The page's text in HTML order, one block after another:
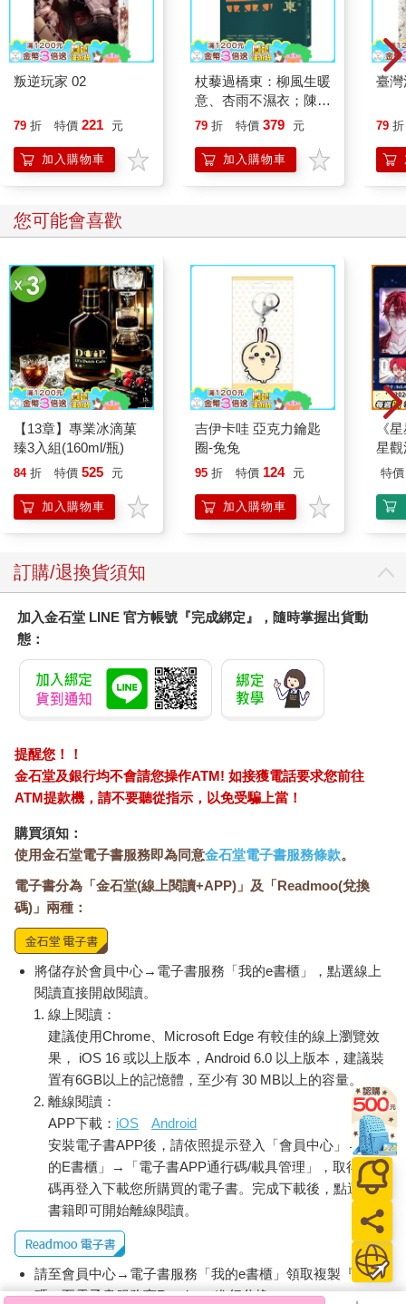
叛逆玩家 02
79 折 特價 221 元
加入購物車
杖藜過橋東：柳風生暖
意、杏雨不濕衣；陳亮
恭談以心轉境的適齡漫
79 折 特價 379 元
加入購物車
臺
79 折
您可能會喜歡
【13章】專業冰滴菓
臻3入組(160ml/瓶)
84 折 特價 525 元
加入購物車
吉伊卡哇 亞克力鑰匙
圈-兔兔
95 折 特價 124 元
加入購物車
《
星
特價
訂購/退換貨須知
加入金石堂 LINE 官方帳號『完成綁定』，隨時掌握出貨動
態：
提醒您！！
金石堂及銀行均不會請您操作ATM! 如接獲電話要求您前往
ATM提款機，請不要聽從指示，以免受騙上當！
購買須知：
使用金石堂電子書服務即為同意金石堂電子書服務條款。
電子書分為「金石堂(線上閱讀+APP)」及「Readmoo(兌換
碼)」兩種：
將儲存於會員中心→電子書服務「我的e書櫃」，點選線上
閱讀直接開啟閱讀。
線上閱讀：
建議使用Chrome、Microsoft Edge 有較佳的線上瀏覽效
果， iOS 16 或以上版本，Android 6.0 以上版本，建議裝
置有6GB以上的記憶體，至少有 30 MB以上的容量。
離線閱讀：
APP下載： iOS
Android
安裝電子書APP後，請依照提示登入「會員中心」→「我
的E書櫃」→「電子書APP通行碼/載具管理」，取得通行
碼再登入下載您所購買的電子書。完成下載後，點選任一
書籍即可開始離線閱讀。
請至會員中心→電子書服務「我的e書櫃」領取複製『兌換
碼』至電子書服務商Readmoo進行兌換。